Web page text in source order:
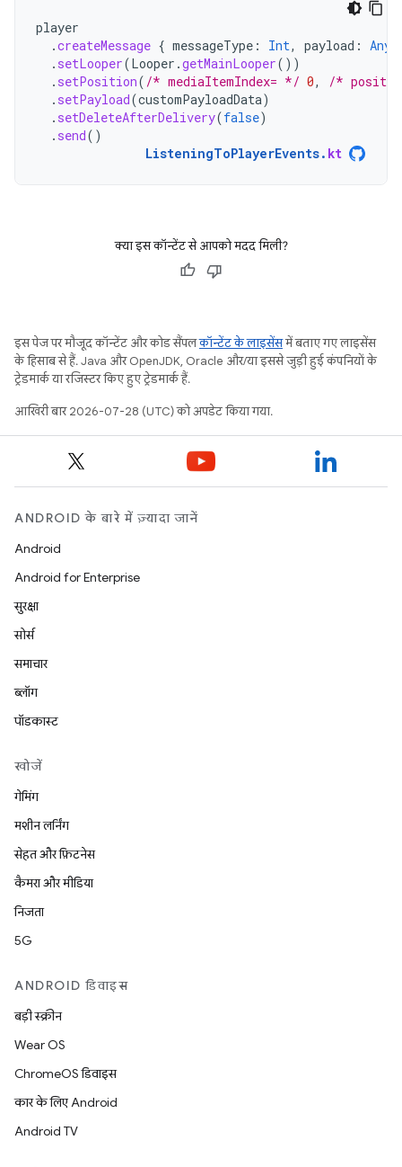
player
.createMessage { messageType : Int, payload : Any?
. setLooper(Looper .getMainLooper())
. setPosition( /* mediaItemIndex= */ 0,
/*
. setPayload(customPayloadData)
. setDeleteAfterDelivery(false)
. send()
ListeningToPlayerEvents. kt
क्या इस कॉन्टेंट से आपको मदद मिली?
इस पेज पर मौजूद कॉन्टेंट और कोड सैंपलकॉन्टेंट के लाइसेंसमें बताए गए लाइसेंस
के हिसाब से हैं. Java और OpenJDK, Oracle और/या इससे जुड़ी हुई कंपनियों के
ट्रेडमार्क या रजिस्टर किए हुए ट्रेडमार्क हैं.
आखिरी बार 2026-07-28 (UTC) को अपडेट किया गया.
ANDROID के बारे में ज़्यादा जानें
Android
Android for Enterprise
सुरक्षा
सोर्स
समाचार
ब्लॉग
पॉडकास्ट
खोजें
गेमिंग
मशीन लर्निंग
सेहत और फ़िटनेस
कैमरा और मीडिया
निजता
5G
ANDROID डिवाइस
बड़ी स्क्रीन
Wear OS
ChromeOS डिवाइस
कार के लिए Android
Android TV